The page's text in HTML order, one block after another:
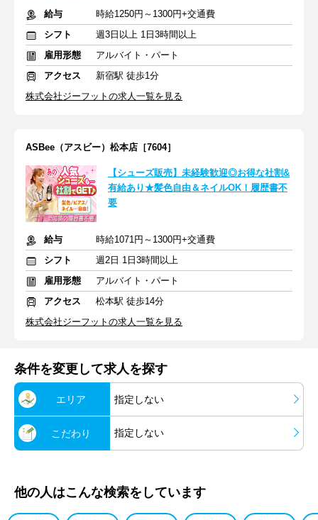
給与
時給1250円～1300円+交通費
シフト
週3日以上 1日3時間以上
雇用形態
アルバイト・パート
アクセス
新宿駅 徒歩1分
株式会社ジーフットの求人一覧を見る
ASBee（アスビー）松本店［7604］
【シューズ販売】未経験歓迎◎お得な社割&
有給あり★髪色自由＆ネイルOK！履歴書不
要
給与
時給1071円～1300円+交通費
シフト
週2日 1日3時間以上
雇用形態
アルバイト・パート
アクセス
松本駅 徒歩14分
株式会社ジーフットの求人一覧を見る
条件を変更して求人を探す
エリア 指定しない
こだわり 指定しない
他の人はこんな検索をしています